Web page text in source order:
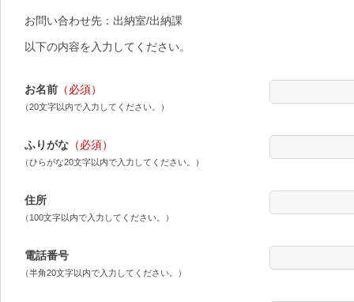
お問い合わせ先：出納室/出納課
以下の内容を入力してください。
お名前 （必須）
（20文字以内で入力してください。）
ふりがな （必須）
（ひらがな20文字以内で入力してください。）
住所
（100文字以内で入力してください。）
電話番号
（半角20文字以内で入力してください。）